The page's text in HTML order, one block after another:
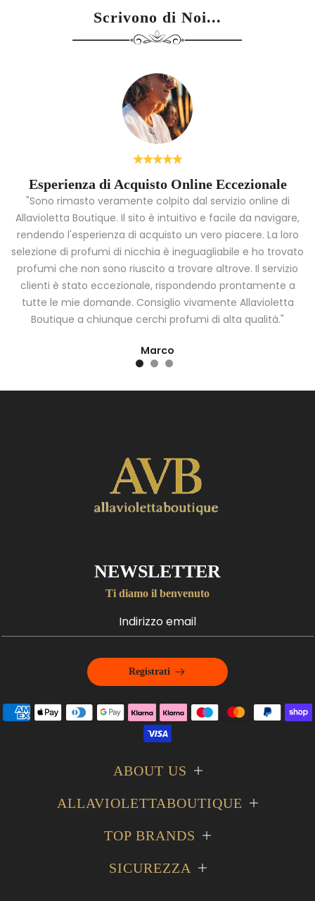
Scrivono di Noi...
Esperienza di Acquisto Online Eccezionale
"Sono rimasto veramente colpito dal servizio online di
Allavioletta Boutique. Il sito è intuitivo e facile da navigare,
rendendo l'esperienza di acquisto un vero piacere. La loro
selezione di profumi di nicchia è ineguagliabile e ho trovato
profumi che non sono riuscito a trovare altrove. Il servizio
clienti è stato eccezionale, rispondendo prontamente a
tutte le mie domande. Consiglio vivamente Allavioletta
Boutique a chiunque cerchi profumi di alta qualità."
Marco
NEWSLETTER
Ti diamo il benvenuto
Registrati
ABOUT US
ALLAVIOLETTABOUTIQUE
TOP BRANDS
SICUREZZA